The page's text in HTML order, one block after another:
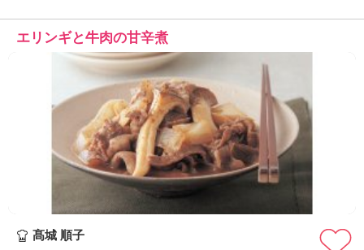
エリンギと牛肉の甘辛煮
髙城 順子